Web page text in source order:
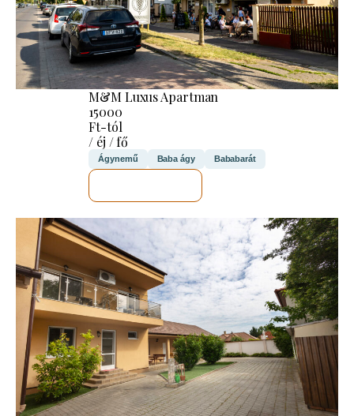
M&M Luxus Apartman
15000
Ft-tól
/ éj / fő
Ágynemű Baba ágy Bababarát